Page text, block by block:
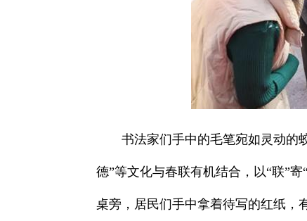
书法家们手中的毛笔宛如灵动的
德”等文化与春联有机结合，以“联”
桌旁，居民们手中拿着待写的红纸，